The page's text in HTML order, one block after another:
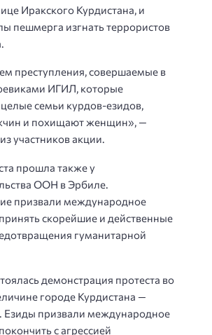
Иракского Курдистана, и
пешмерга изгнать террористов
преступления, совершаемые в
ИГИЛ, которые
семьи курдов-езидов,
и похищают женщин», —
участников акции.
прошла также у
ООН в Эрбиле.
призвали международное
скорейшие и действенные
гуманитарной
демонстрация протеста во
городе Курдистана —
Езиды призвали международное
с агрессией